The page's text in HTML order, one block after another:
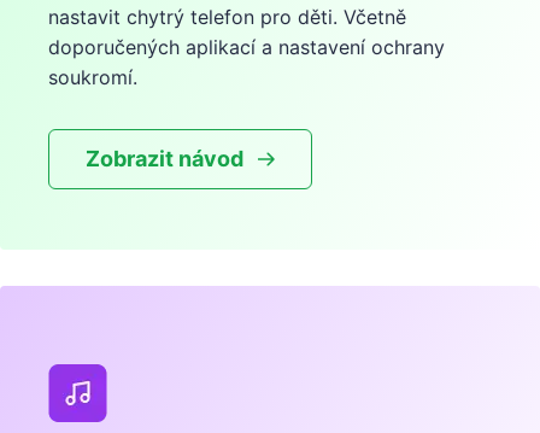
nastavit chytrý telefon pro děti. Včetně
doporučených aplikací a nastavení ochrany
soukromí.
Zobrazit návod